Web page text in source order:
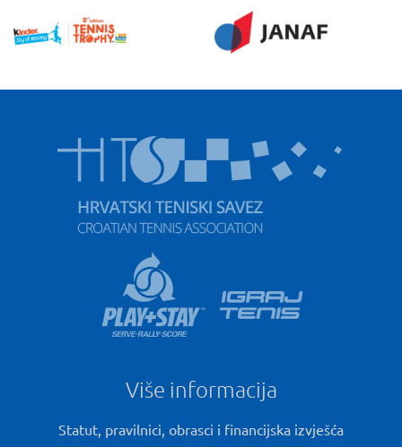
Više informacija
Statut, pravilnici, obrasci i financijska izvješća